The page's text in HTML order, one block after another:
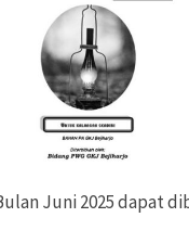
Juni 2025 dapat